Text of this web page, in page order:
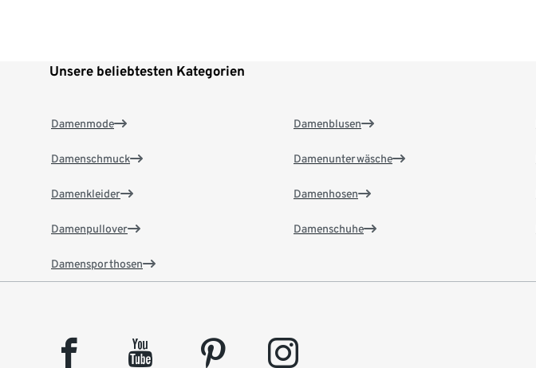
Unsere beliebtesten Kategorien
Damenmode
Damenschmuck
Damenkleider
Damenpullover
Damensporthosen
Damenblusen
Damenunterwäsche
Damenhosen
Damenschuhe
facebook youtube pinterest instagram